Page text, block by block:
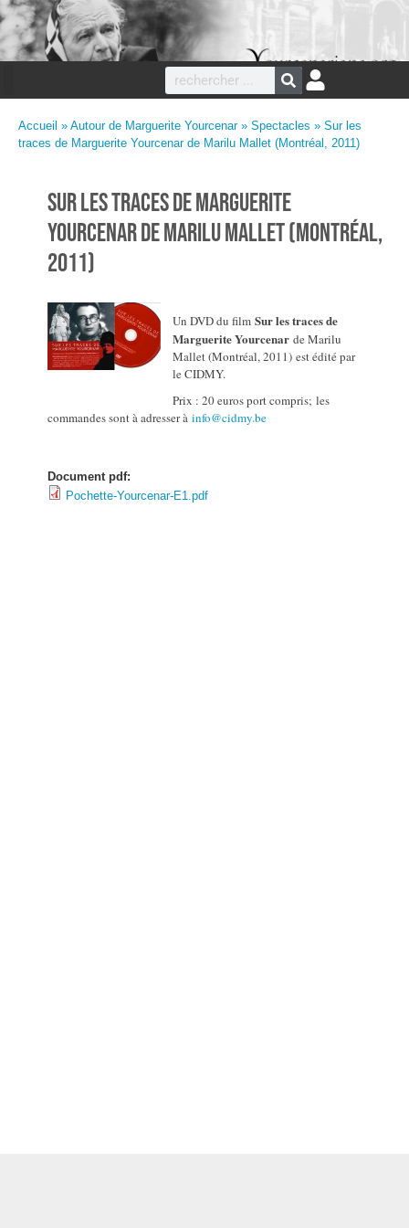
Accueil » Autour de Marguerite Yourcenar» Spectacles » Sur les
traces de Marguerite Yourcenar de Marilu Mallet (Montréal, 2011)
Sur les traces de Marguerite
Yourcenar de Marilu Mallet (Montréal,
2011)
Un DVD du filmSur les traces de
Marguerite Yourcenarde Marilu
Mallet (Montréal, 2011) est édité par
le CIDMY.
Prix : 20 euros port compris; les
commandes sont à adresser àinfo@cidmy.be
Document pdf:
Pochette-Yourcenar-E1.pdf